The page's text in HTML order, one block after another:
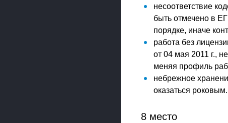
несоответствие
быть отмечено в
порядке, иначе
работа без
от 04 мая 2011 г.,
меняя профиль
небрежное
оказаться роковым.
8 место